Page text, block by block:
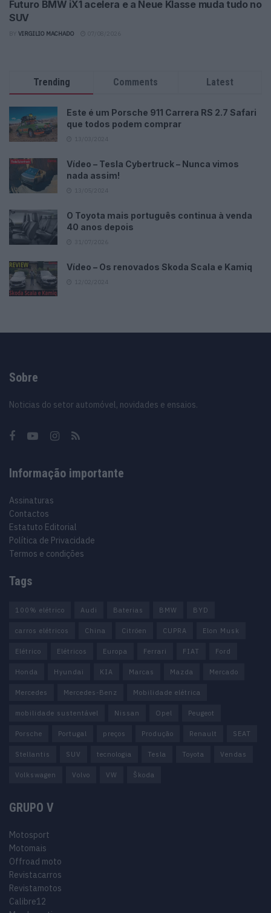
Futuro BMW iX1 acelera e a Neue Klasse muda tudo no
SUV
VIRGILIO MACHADO
Trending Comments Latest
Este é um Porsche 911 Carrera RS 2.7 Safari
que todos podem comprar
Vídeo – Tesla Cybertruck – Nunca vimos
nada assim!
O Toyota mais português continua à venda
40 anos depois
Vídeo – Os renovados Skoda Scala e Kamiq
Sobre
Noticias do setor automóvel, novidades e ensaios.
Informação importante
Assinaturas
Contactos
Estatuto Editorial
Política de Privacidade
Termos e condições
Tags
100% elétrico Audi Baterias BMW BYD
carros elétricos China Citröen CUPRA Elon Musk
Elétrico Elétricos Europa Ferrari FIAT Ford
Honda Hyundai KIA Marcas Mazda Mercado
Mercedes Mercedes-Benz Mobilidade elétrica
mobilidade sustentável Nissan Opel Peugeot
Porsche Portugal preços Produção Renault SEAT
Stellantis SUV tecnologia Tesla Toyota Vendas
Volkswagen Volvo VW Škoda
GRUPO V
Motosport
Motomais
Offroad moto
Revistacarros
Revistamotos
Calibre12